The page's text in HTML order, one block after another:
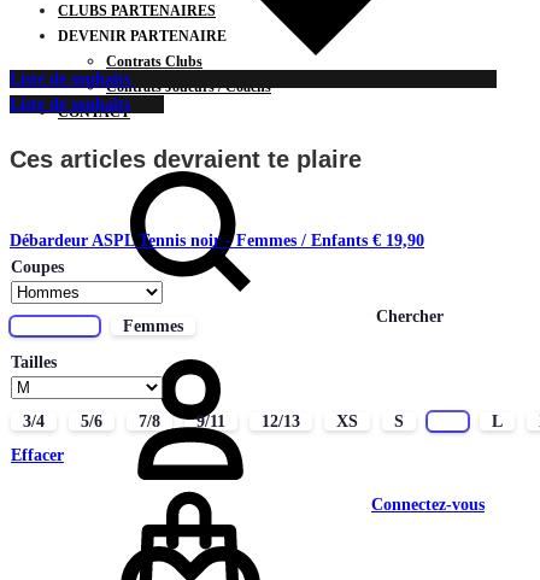
CLUBS PARTENAIRES
DEVENIR PARTENAIRE
Contrats Clubs
Contrats Joueurs / Coachs
CONTACT
Chercher
Connectez-vous
Liste de souhaits
Liste de souhaits
Ces articles devraient te plaire
Débardeur ASPL Tennis noir - Femmes / Enfants € 19,90
Coupes
Femmes
Tailles
3/4 5/6 7/8 9/11 12/13 XS S L
Effacer